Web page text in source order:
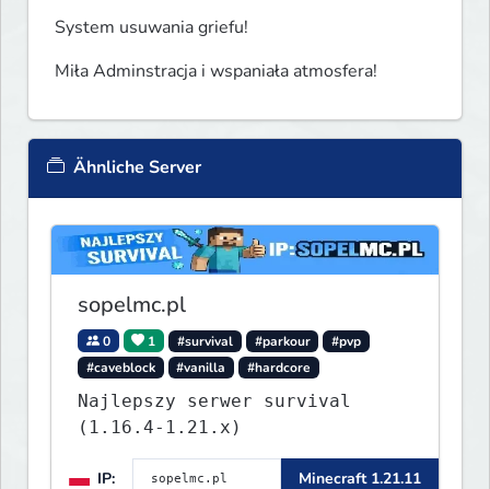
System usuwania griefu!
Miła Adminstracja i wspaniała atmosfera!
Ähnliche Server
sopelmc.pl
0 1 #survival #parkour
#pvp
#caveblock
#vanilla #hardcore
Najlepszy serwer survival
(1.16.4-1.21.x)
IP: Minecraft 1.21.11